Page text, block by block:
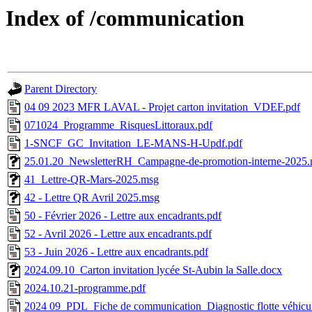
Index of /communication
Parent Directory
04 09 2023 MFR LAVAL - Projet carton invitation_VDEF.pdf
071024_Programme_RisquesLittoraux.pdf
1-SNCF_GC_Invitation_LE-MANS-H-Updf.pdf
25.01.20_NewsletterRH_Campagne-de-promotion-interne-
41_Lettre-QR-Mars-2025.msg
42 - Lettre QR Avril 2025.msg
50 - Février 2026 - Lettre aux encadrants.pdf
52 - Avril 2026 - Lettre aux encadrants.pdf
53 - Juin 2026 - Lettre aux encadrants.pdf
2024.09.10_Carton invitation lycée St-Aubin la Salle.docx
2024.10.21-programme.pdf
2024 09_PDL_Fiche de communication_Diagnostic flotte